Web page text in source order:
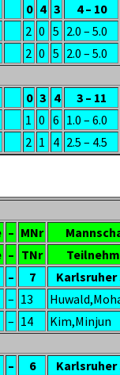
0 4 3
4 – 10
2 0 5 2.0 – 5.0
2 0 5 2.0 – 5.0
0 3 4
3 – 11
1 0 6 1.0 – 6.0
2 1 4 2.5 – 4.5
– MNr
– TNr
– 7
Karlsruher
– 13
– 14 Kim,Minjun
– 6
Karlsruher